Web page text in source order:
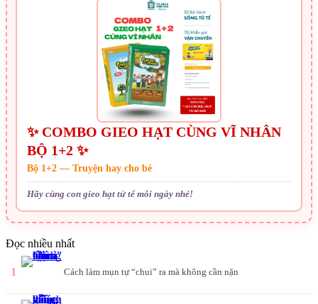
✨ COMBO GIEO HẠT CÙNG VĨ NHÂN
BỘ 1+2 ✨
Bộ 1+2 — Truyện hay cho bé
Hãy cùng con gieo hạt tử tế mỗi ngày nhé!
Đọc nhiều nhất
1 Cách làm mụn tự “chui” ra mà không cần nặn